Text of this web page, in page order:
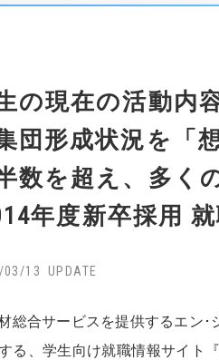
の現在の活動内
団形成状況を「
数を超え、多く
年度新卒採用
03/13
合サービスを提供するエン･
る、学生向け就職情報サイト